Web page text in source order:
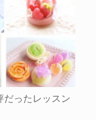
だったレッスン